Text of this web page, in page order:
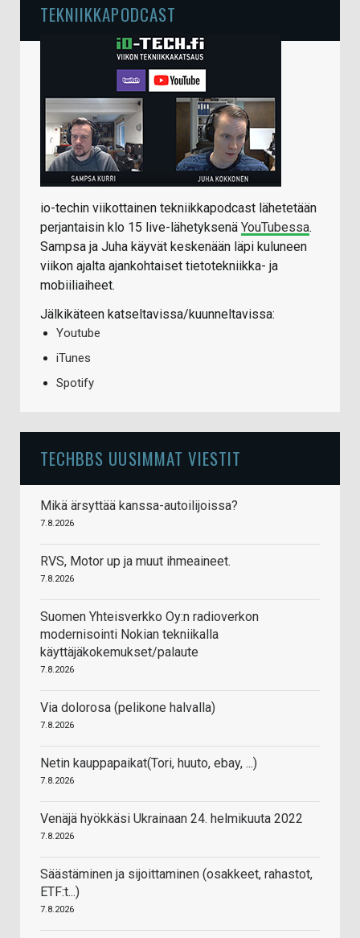
TEKNIIKKAPODCAST
io-techin viikottainen tekniikkapodcast lähetetään
perjantaisin klo 15 live-lähetyksenä YouTubessa.
Sampsa ja Juha käyvät keskenään läpi kuluneen
viikon ajalta ajankohtaiset tietotekniikka- ja
mobiiliaiheet.
Jälkikäteen katseltavissa/kuunneltavissa:
Youtube
iTunes
Spotify
TECHBBS UUSIMMAT VIESTIT
Mikä ärsyttää kanssa-autoilijoissa?
7.8.2026
RVS, Motor up ja muut ihmeaineet.
7.8.2026
Suomen Yhteisverkko Oy:n radioverkon
modernisointi Nokian tekniikalla
käyttäjäkokemukset/palaute
7.8.2026
Via dolorosa (pelikone halvalla)
7.8.2026
Netin kauppapaikat(Tori, huuto, ebay, ...)
7.8.2026
Venäjä hyökkäsi Ukrainaan 24. helmikuuta 2022
7.8.2026
Säästäminen ja sijoittaminen (osakkeet, rahastot,
ETF:t...)
7.8.2026